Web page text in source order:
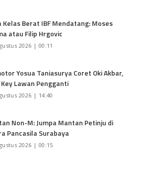
Kelas Berat IBF Mendatang: Moses
atau Filip Hrgovic
2026 | 00:11
Yosua Taniasurya Coret Oki Akbar,
Lawan Pengganti
2026 | 14:40
Non-M: Jumpa Mantan Petinju di
Pancasila Surabaya
2026 | 00:15